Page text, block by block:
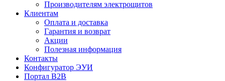
Производителям электрощитов
Клиентам
Оплата и доставка
Гарантия и возврат
Акции
Полезная информация
Контакты
Конфигуратор ЭУИ
Портал B2B